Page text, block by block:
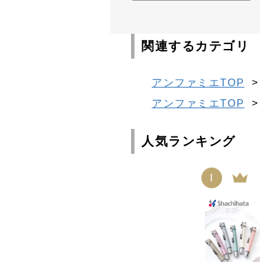
関連するカテゴリ
アンファミエTOP >
アンファミエTOP
>
人気ランキング
1